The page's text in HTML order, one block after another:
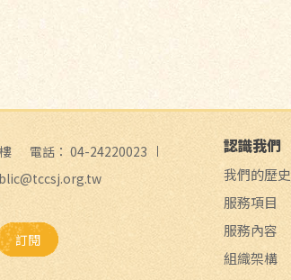
電話： 04-24220023
訂閱
認識我們
我們的歷史
服務項目
服務內容
組織架構